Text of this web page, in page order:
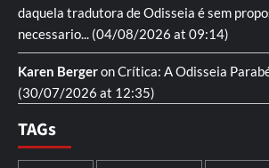
daquela tradutora de Odisseia é sem
necessario... (04/08/2026 at 09:14)
Karen BergeronCrítica: A Odisseia
(30/07/2026 at 12:35)
TAGs